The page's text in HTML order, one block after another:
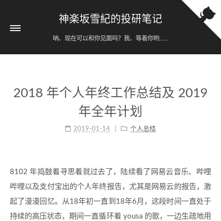
神楽坂雪紀的投研笔记
呐、现在可以和你见面吗？我、等着你哟......
2018 年个人年终工作总结及 2019
年全年计划
2019-01-14 个人总结
8102 年捣鼓着寻思着就过去了，陆续看了网易云音乐、哔哩
哔哩以及支付宝出的个人年终报告，尤其是网易云的报告，激
起了漫漫回忆。从18年初一直到18年6月，这段时间一直处于
持续的高压状态，期间一直循环着 yousa 的歌，一边生疏地用